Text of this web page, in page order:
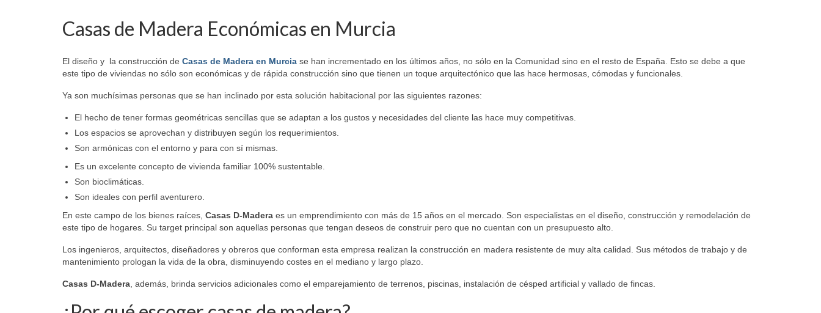
Casas de Madera Económicas en Murcia
El diseño y la construcción de Casas de Madera en Murcia se han incrementado en los últimos años, no sólo en la Comunidad sino en el resto de España. Esto se debe a que
este tipo de viviendas no sólo son económicas y de rápida construcción sino que tienen un toque arquitectónico que las hace hermosas, cómodas y funcionales.
Ya son muchísimas personas que se han inclinado por esta solución habitacional por las siguientes razones:
El hecho de tener formas geométricas sencillas que se adaptan a los gustos y necesidades del cliente las hace muy competitivas.
Los espacios se aprovechan y distribuyen según los requerimientos.
Son armónicas con el entorno y para con sí mismas.
Es un excelente concepto de vivienda familiar 100% sustentable.
Son bioclimáticas.
Son ideales con perfil aventurero.
En este campo de los bienes raíces, Casas D-Madera es un emprendimiento con más de 15 años en el mercado. Son especialistas en el diseño, construcción y remodelación de
este tipo de hogares. Su target principal son aquellas personas que tengan deseos de construir pero que no cuentan con un presupuesto alto.
Los ingenieros, arquitectos, diseñadores y obreros que conforman esta empresa realizan la construcción en madera resistente de muy alta calidad. Sus métodos de trabajo y de
mantenimiento prologan la vida de la obra, disminuyendo costes en el mediano y largo plazo.
Casas D-Madera, además, brinda servicios adicionales como el emparejamiento de terrenos, piscinas, instalación de césped artificial y vallado de fincas.